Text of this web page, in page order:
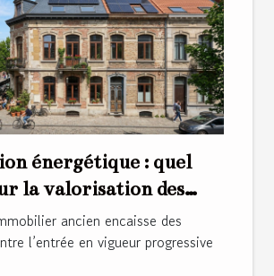
énergétique : quel
la valorisation des
anciens ?ancien encaisse des
l’entrée en vigueur progressive